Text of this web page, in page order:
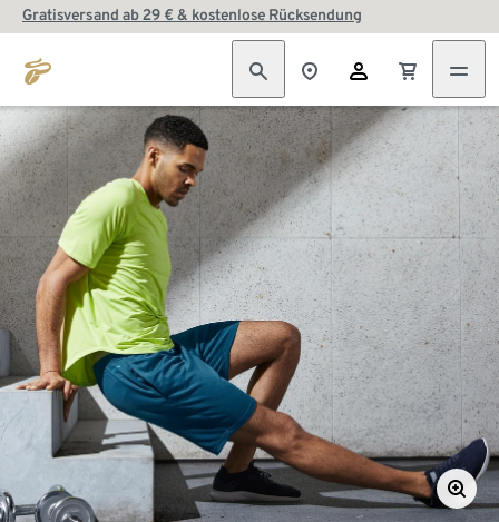
Gratisversand ab 29 € & kostenlose Rücksendung